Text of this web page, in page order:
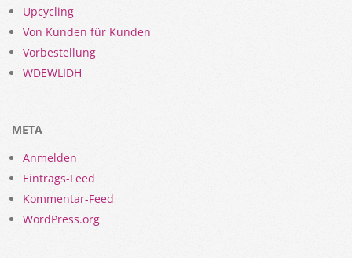
Upcycling
Von Kunden für Kunden
Vorbestellung
WDEWLIDH
META
Anmelden
Eintrags-Feed
Kommentar-Feed
WordPress.org